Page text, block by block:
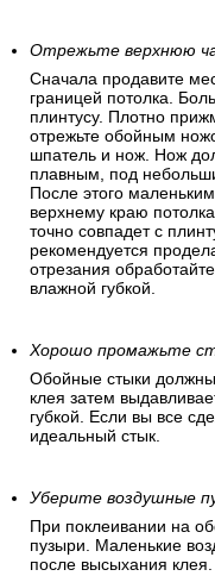
Отрежьте верхнюю
Сначала продавите
границей потолка.
плинтусу. Плотно
отрежьте обойным
шпатель и нож. Нож
плавным, под
После этого
верхнему краю
точно совпадет с
рекомендуется
отрезания
влажной губкой.
Хорошо промажьте
Обойные стыки
клея затем
губкой. Если вы все
идеальный стык.
Уберите воздушные
При поклеивании на
пузыри. Маленькие
после высыхания